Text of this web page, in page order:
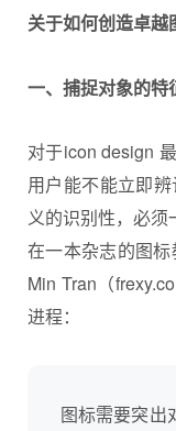
关于如何创造卓越
一、捕捉对象的特
对于icon design
用户能不能立即
义的识别性，必须
在一本杂志的图
Min Tran（
进程：
图标需要突出